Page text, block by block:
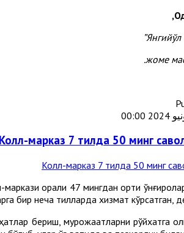
Янгийўл
жоме
марказ 7 тилда 50 минг
орқали 47 мингдан ортиқ
бир неча тилларда хизмат кўрсатган,
бериш, мурожаатларни рўйхатга